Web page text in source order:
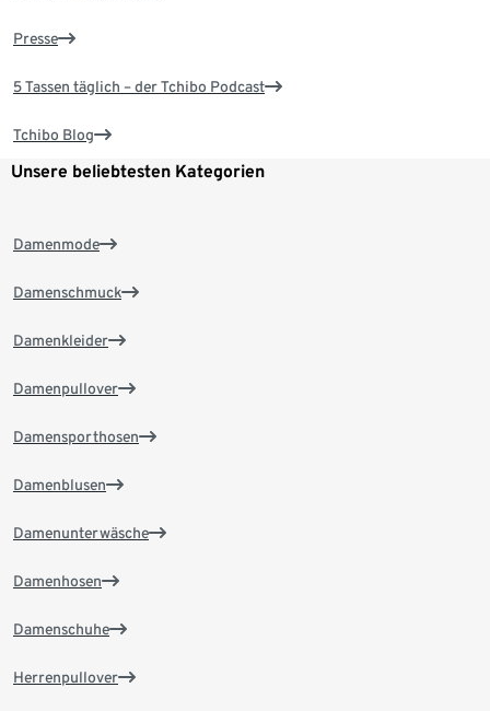
Presse
5 Tassen täglich – der Tchibo Podcast
Tchibo Blog
Unsere beliebtesten Kategorien
Damenmode
Damenschmuck
Damenkleider
Damenpullover
Damensporthosen
Damenblusen
Damenunterwäsche
Damenhosen
Damenschuhe
Herrenpullover